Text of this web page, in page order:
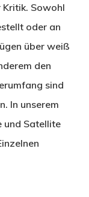
Kritik. Sowohl
oder an
über weiß
den
sind
In unserem
und Satellite